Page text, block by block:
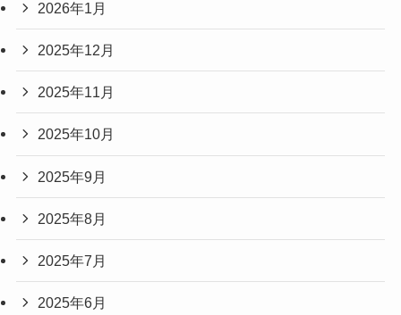
2026年1月
2025年12月
2025年11月
2025年10月
2025年9月
2025年8月
2025年7月
2025年6月